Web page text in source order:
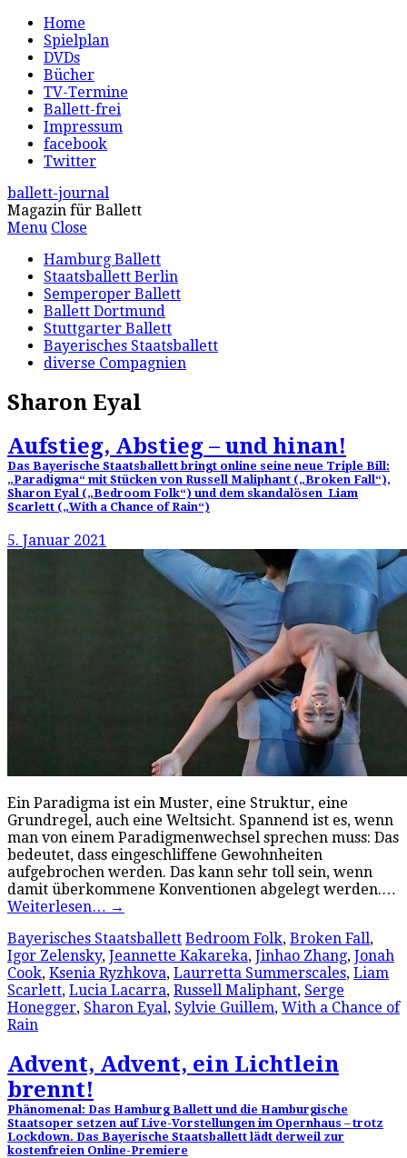
Home
Spielplan
DVDs
Bücher
TV-Termine
Ballett-frei
Impressum
facebook
Twitter
ballett-journal
Magazin für Ballett
Menu Close
Hamburg Ballett
Staatsballett Berlin
Semperoper Ballett
Ballett Dortmund
Stuttgarter Ballett
Bayerisches Staatsballett
diverse Compagnien
Sharon Eyal
Aufstieg, Abstieg – und hinan!
Das Bayerische Staatsballett bringt online seine neue Triple Bill:
„Paradigma“ mit Stücken von Russell Maliphant („Broken Fall“),
Sharon Eyal („Bedroom Folk“) und dem skandalösen Liam
Scarlett („With a Chance of Rain“)
5. Januar 2021
Ein Paradigma ist ein Muster, eine Struktur, eine
Grundregel, auch eine Weltsicht. Spannend ist es, wenn
man von einem Paradigmenwechsel sprechen muss: Das
bedeutet, dass eingeschliffene Gewohnheiten
aufgebrochen werden. Das kann sehr toll sein, wenn
damit überkommene Konventionen abgelegt werden.…
Weiterlesen… →
Bayerisches Staatsballett Bedroom Folk, Broken Fall,
Igor Zelensky, Jeannette Kakareka, Jinhao Zhang, Jonah
Cook, Ksenia Ryzhkova, Laurretta Summerscales, Liam
Scarlett, Lucia Lacarra, Russell Maliphant, Serge
Honegger, Sharon Eyal, Sylvie Guillem, With a Chance of
Rain
Advent, Advent, ein Lichtlein
brennt!
Phänomenal: Das Hamburg Ballett und die Hamburgische
Staatsoper setzen auf Live-Vorstellungen im Opernhaus – trotz
Lockdown. Das Bayerische Staatsballett lädt derweil zur
kostenfreien Online-Premiere